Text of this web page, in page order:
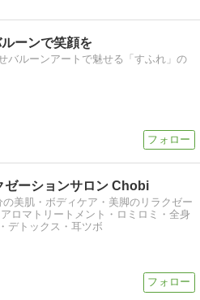
ーンで笑顔を
バルーンアートで魅せる「すふれ」の
ゼーションサロン Chobi
美肌・ボディケア・美脚のリラクゼー
デトックス・耳ツボ